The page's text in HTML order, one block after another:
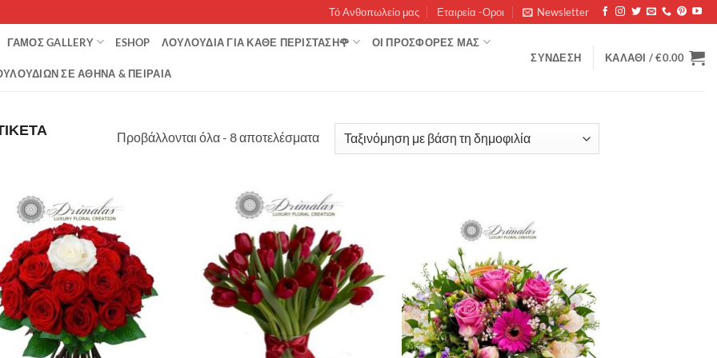
Τό Ανθοπωλείο μας Εταιρεία -Οροι Newsletter
ΓΆΜΟΣ GALLERY ESHOP ΛΟΥΛΟΥΔΙΑ ΓΙΑ ΚΑΘΕ ΠΕΡΙΣΤΑΣΗ🌹 ΟΊ ΠΡΟΣΦΟΡΈΣ ΜΑΣ
ΣΕ ΑΘΉΝΑ & ΠΕΙΡΑΙΆ
ΣΎΝΔΕΣΗ ΚΑΛΆΘΙ /€0.00
Προβάλλονται όλα - 8 αποτελέσματαSorted